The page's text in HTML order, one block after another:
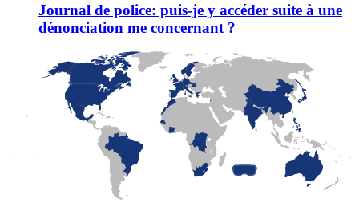
Journal de police: puis-je y accéder suite à une
dénonciation me concernant ?